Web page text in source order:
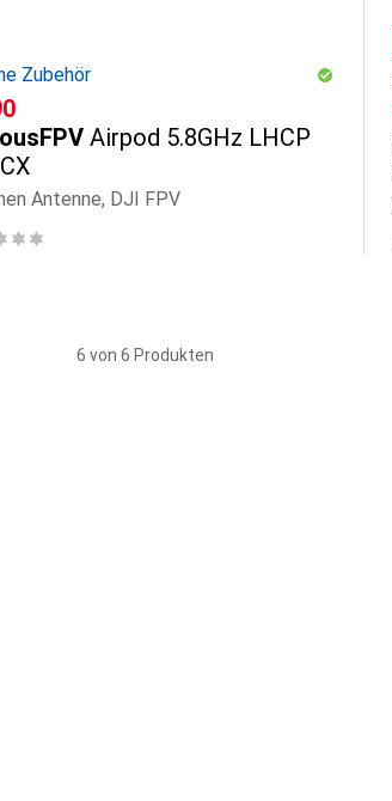
Zubehör
Airpod 5.8GHz LHCP
Antenne, DJI FPV
6 von 6 Produkten